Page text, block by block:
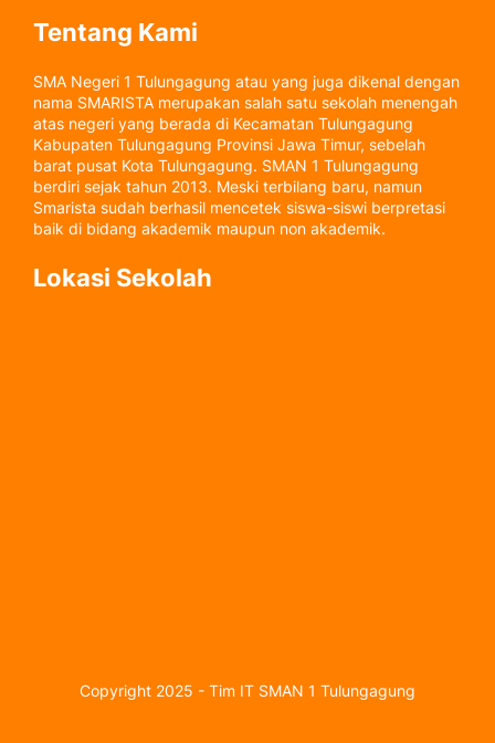
Tentang Kami
SMA Negeri 1 Tulungagung atau yang juga dikenal dengan
nama SMARISTA merupakan salah satu sekolah menengah
atas negeri yang berada di Kecamatan Tulungagung
Kabupaten Tulungagung Provinsi Jawa Timur, sebelah
barat pusat Kota Tulungagung. SMAN 1 Tulungagung
berdiri sejak tahun 2013. Meski terbilang baru, namun
Smarista sudah berhasil mencetek siswa-siswi berpretasi
baik di bidang akademik maupun non akademik.
Lokasi Sekolah
Copyright 2025 - Tim IT SMAN 1 Tulungagung